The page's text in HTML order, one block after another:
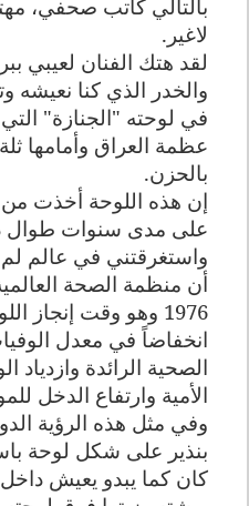
بالتالي كاتب صحفي،
لاغير.
لقد هتك الفنان لعيبي
والخدر الذي كنا
في لوحته "الجنازة"
عظمة العراق وأمامها
بالحزن.
إن هذه اللوحة أخذت
على مدى سنوات طوال
واستغرقتني في عالم
أن منظمة الصحة
1976 وهو وقت إنجاز
انخفاضاً في معدل
الصحية الرائدة وازدياد
الأمية وارتفاع الدخل
وفي مثل هذه الرؤية
بنذير على شكل لوحة
كان كما يبدو يعيش